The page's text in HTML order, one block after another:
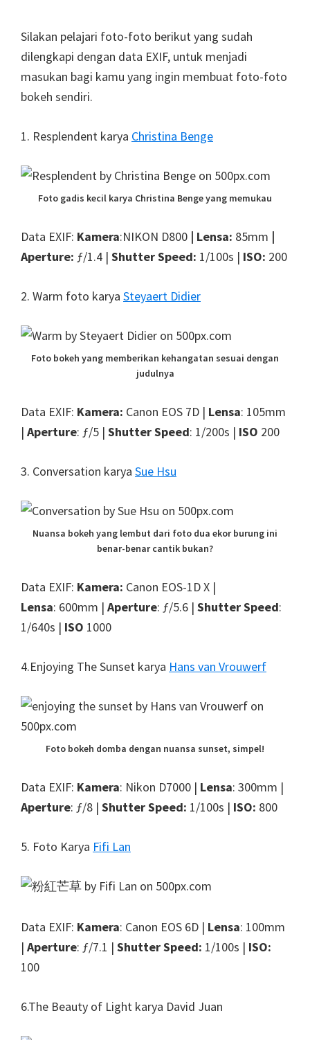
Silakan pelajari foto-foto berikut yang sudah
dilengkapi dengan data EXIF, untuk menjadi
masukan bagi kamu yang ingin membuat foto-foto
bokeh sendiri.
1. Resplendent karya Christina Benge
Foto gadis kecil karya Christina Benge yang memukau
Data EXIF: Kamera:NIKON D800 | Lensa: 85mm |
Aperture: ƒ/1.4 | Shutter Speed: 1/100s | ISO: 200
2. Warm foto karya Steyaert Didier
Foto bokeh yang memberikan kehangatan sesuai dengan
judulnya
Data EXIF: Kamera: Canon EOS 7D | Lensa: 105mm
| Aperture: ƒ/5 | ShutterSpeed: 1/200s | ISO 200
3. Conversation karya Sue Hsu
Nuansa bokeh yang lembut dari foto dua ekor burung ini
benar-benar cantik bukan?
Data EXIF: Kamera: Canon EOS-1D X |
Lensa: 600mm | Aperture: ƒ/5.6 | ShutterSpeed:
1/640s | ISO 1000
4.Enjoying The Sunset karya Hans van Vrouwerf
Foto bokeh domba dengan nuansa sunset, simpel!
Data EXIF: Kamera: Nikon D7000 | Lensa: 300mm |
Aperture: ƒ/8 | Shutter Speed: 1/100s | ISO: 800
5. Foto Karya Fifi Lan
Data EXIF: Kamera: Canon EOS 6D | Lensa: 100mm
| Aperture: ƒ/7.1 | Shutter Speed: 1/100s | ISO:
100
6.The Beauty of Light karya David Juan